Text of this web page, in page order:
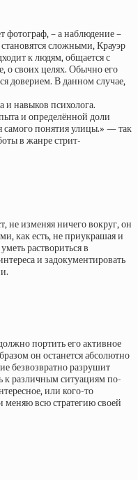
фотограф, – а наблюдение –
сложными, Крауэр
к людям, общается с
о своих целях. Обычно его
доверием. В данном случае,
и навыков психолога.
и определённой доли
самого понятия улицы.» — так
в жанре стрит-
не изменяя ничего вокруг, он
как есть, не приукрашая и
раствориться в
и задокументировать
портить его активное
он останется абсолютно
безвозвратно разрушит
к различным ситуациям по-
или кого-то
меняю всю стратегию своей